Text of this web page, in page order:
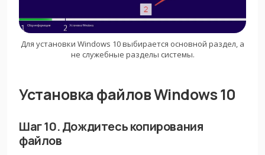
Для установки Windows 10 выбирается основной раздел, а
не служебные разделы системы.
Установка файлов Windows 10
Шаг 10. Дождитесь копирования
файлов